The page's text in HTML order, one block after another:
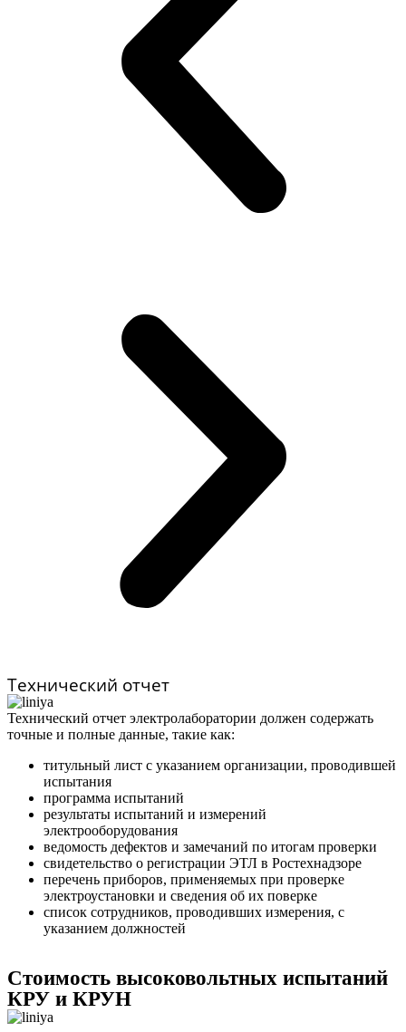
Технический отчет
Технический отчет электролаборатории должен содержать
точные и полные данные, такие как:
титульный лист с указанием организации, проводившей
испытания
программа испытаний
результаты испытаний и измерений
электрооборудования
ведомость дефектов и замечаний по итогам проверки
свидетельство о регистрации ЭТЛ в Ростехнадзоре
перечень приборов, применяемых при проверке
электроустановки и сведения об их поверке
список сотрудников, проводивших измерения, с
указанием должностей
Стоимость высоковольтных испытаний
КРУ и КРУН